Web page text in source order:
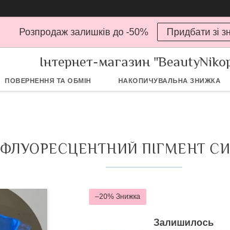
Розпродаж залишків до -50% Придбати зі
Інтернет-магазин
ПОВЕРНЕННЯ ТА ОБМІН НАКОПИЧУВАЛЬНА ЗНИЖКА
ФЛУОРЕСЦЕНТНИЙ ПІГМЕНТ
–20%
Залишилось